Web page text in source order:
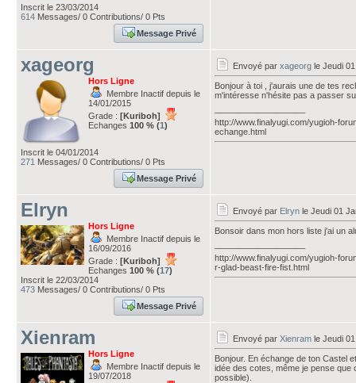
Inscrit le 23/03/2014
614 Messages/ 0 Contributions/ 0 Pts
Message Privé
xageorg
Hors Ligne
Membre Inactif depuis le
14/01/2015
Grade : [Kuriboh]
Echanges 100 % (1)
Inscrit le 04/01/2014
271 Messages/ 0 Contributions/ 0 Pts
Message Privé
Envoyé par xageorg le Jeudi
Bonjour à toi , j'aurais une de tes
m'intéresse n'hésite pas a passer
http://www.finalyugi.com/yugioh-
echange.html
Elryn
Hors Ligne
Membre Inactif depuis le
16/09/2016
Grade : [Kuriboh]
Echanges 100 % (17)
Inscrit le 22/03/2014
473 Messages/ 0 Contributions/ 0 Pts
Message Privé
Envoyé par Elryn le Jeudi 01
Bonsoir dans mon hors liste j'ai un
http://www.finalyugi.com/yugioh-
r-glad-beast-fire-fist.html
Xienram
Hors Ligne
Membre Inactif depuis le
19/07/2018
Envoyé par Xienram le Jeudi
Bonjour. En échange de ton Castel
idée des cotes, même je pense que
possible).